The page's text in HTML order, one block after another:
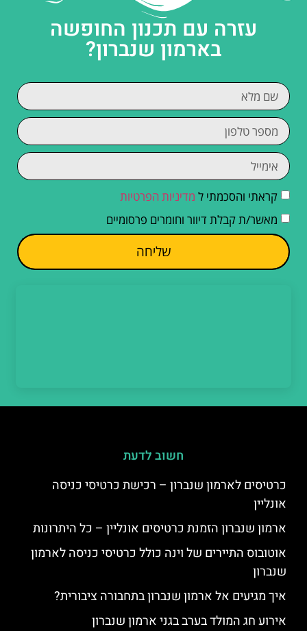
עזרה עם תכנון החופשה
בארמון שנברון?
קראתי והסכמתי ל מדיניות הפרטיות
מאשר/ת קבלת דיוור וחומרים פרסומיים
שליחה
חשוב לדעת
כרטיסים לארמון שנברון – רכישת כרטיסי כניסה
אונליין
ארמון שנברון הזמנת כרטיסים אונליין – כל היתרונות
אוטובוס התיירים של וינה כולל כרטיסי כניסה לארמון
שנברון
איך מגיעים אל ארמון שנברון בתחבורה ציבורית?
אירוע חג המולד בערב בגני ארמון שנברון